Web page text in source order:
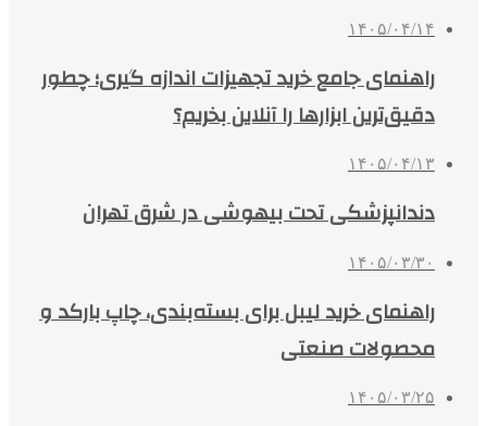
۱۴۰۵/۰۴/۱۴
راهنمای جامع خرید تجهیزات اندازه گیری؛ چطور
دقیق‌ترین ابزارها را آنلاین بخریم؟
۱۴۰۵/۰۴/۱۳
دندانپزشکی تحت بیهوشی در شرق تهران
۱۴۰۵/۰۳/۳۰
راهنمای خرید لیبل برای بسته‌بندی، چاپ بارکد و
محصولات صنعتی
۱۴۰۵/۰۳/۲۵